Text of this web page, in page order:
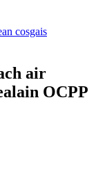
cosgais
air
OCPP